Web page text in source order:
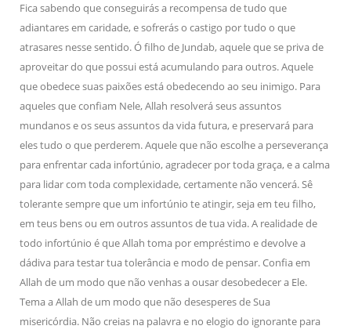
Fica sabendo que conseguirás a recompensa de tudo que
adiantares em caridade, e sofrerás o castigo por tudo o que
atrasares nesse sentido. Ó filho de Jundab, aquele que se priva de
aproveitar do que possui está acumulando para outros. Aquele
que obedece suas paixões está obedecendo ao seu inimigo. Para
aqueles que confiam Nele, Allah resolverá seus assuntos
mundanos e os seus assuntos da vida futura, e preservará para
eles tudo o que perderem. Aquele que não escolhe a perseverança
para enfrentar cada infortúnio, agradecer por toda graça, e a calma
para lidar com toda complexidade, certamente não vencerá. Sê
tolerante sempre que um infortúnio te atingir, seja em teu filho,
em teus bens ou em outros assuntos de tua vida. A realidade de
todo infortúnio é que Allah toma por empréstimo e devolve a
dádiva para testar tua tolerância e modo de pensar. Confia em
Allah de um modo que não venhas a ousar desobedecer a Ele.
Tema a Allah de um modo que não desesperes de Sua
misericórdia. Não creias na palavra e no elogio do ignorante para